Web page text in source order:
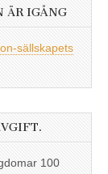
ÄR IGÅNG
sällskapets
100